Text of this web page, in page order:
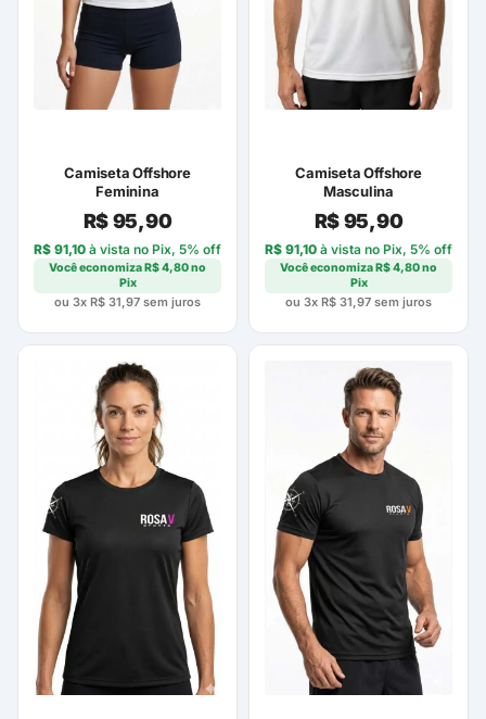
Camiseta Offshore
Feminina
R$95,90
R$ 91,10 à vista no Pix, 5% off
Você economizaR$4,80no
Pix
ou 3x R$ 31,97 sem juros
Camiseta Offshore
Masculina
R$95,90
R$ 91,10 à vista no Pix, 5% off
Você economizaR$4,80no
Pix
ou 3x R$ 31,97 sem juros